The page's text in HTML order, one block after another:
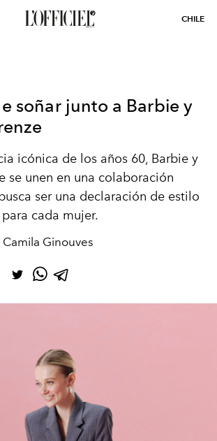
CHILE
soñar junto a Barbie y
icónica de los años 60, Barbie y
se unen en una colaboración
ser una declaración de estilo
cada mujer.
Ginouves